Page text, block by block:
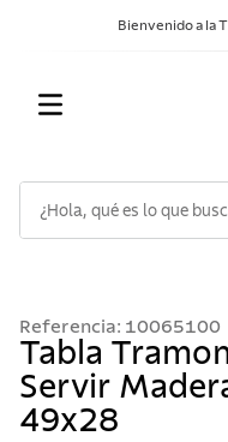
Bienvenido a la
Referencia: 10065100
Tabla
Servir
49x28
2.
sarten
3.
cubiertos
4.
ollas